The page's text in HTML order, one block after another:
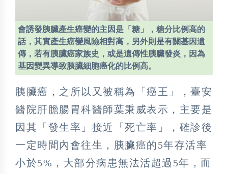
會誘發胰臟產生癌變的主因是「糖」，糖分比例高的
話，其實產生癌變風險相對高，另外則是有關基因遺
傳，若有胰臟癌家族史，或是遺傳性胰臟發炎，因為
基因變異導致胰臟細胞癌化的比例高。
胰臟癌，之所以又被稱為「癌王」，臺安
醫院肝膽腸胃科醫師葉秉威表示，主要是
因其「發生率」接近「死亡率」，確診後
一定時間內會往生，胰臟癌的5年存活率
小於5%，大部分病患無法活超過5年，而